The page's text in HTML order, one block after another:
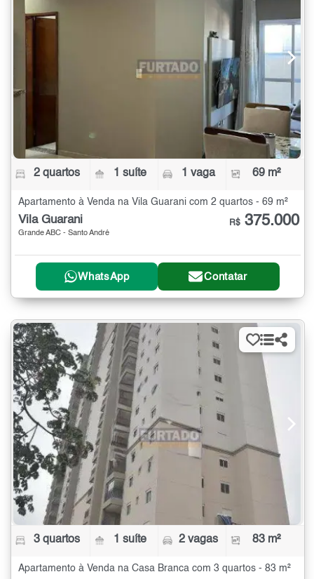
2 quartos 1 suíte 1 vaga 69 m²
Apartamento à Venda na Vila Guarani com 2 quartos - 69 m²
Vila Guarani
Grande ABC - Santo André
R$ 375.000
WhatsApp Contatar
3 quartos 1 suíte 2 vagas 83 m²
Apartamento à Venda na Casa Branca com 3 quartos - 83 m²